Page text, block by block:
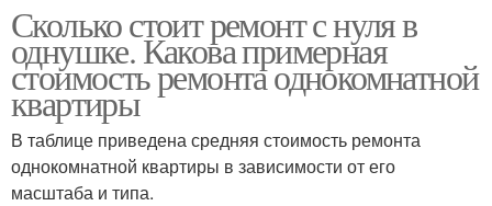
Сколько стоит ремонт с нуля в
однушке. Какова примерная
стоимость ремонта однокомнатной
квартиры
В таблице приведена средняя стоимость ремонта
однокомнатной квартиры в зависимости от его
масштаба и типа.